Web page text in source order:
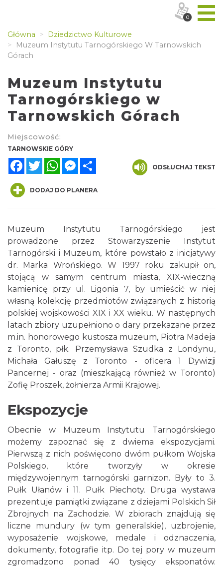
Główna
Dziedzictwo Kulturowe
Muzeum Instytutu Tarnogórskiego W Tarnowskich
Górach
Muzeum Instytutu
Tarnogórskiego w
Tarnowskich Górach
Miejscowość:
TARNOWSKIE GÓRY
FacebookTwitterWhatsAppMessenger
ODSŁUCHAJ TEKST
DODAJ DO PLANERA
Muzeum Instytutu Tarnogórskiego jest
prowadzone przez Stowarzyszenie Instytut
Tarnogórski i Muzeum, które powstało z inicjatywy
dr. Marka Wrońskiego. W 1997 roku zakupił on,
stojącą w samym centrum miasta, XIX-wieczną
kamienicę przy ul. Ligonia 7, by umieścić w niej
własną kolekcję przedmiotów związanych z historią
polskiej wojskowości XIX i XX wieku. W następnych
latach zbiory uzupełniono o dary przekazane przez
m.in. honorowego kustosza muzeum, Piotra Madeja
z Toronto, płk. Przemysława Szudka z Londynu,
Michała Gałuszę z Toronto - oficera 1 Dywizji
Pancernej - oraz (mieszkającą również w Toronto)
Zofię Proszek, żołnierza Armii Krajowej.
Ekspozycje
Obecnie w Muzeum Instytutu Tarnogórskiego
możemy zapoznać się z dwiema ekspozycjami.
Pierwszą z nich poświęcono dwóm pułkom Wojska
Polskiego, które tworzyły w okresie
międzywojennym tarnogórski garnizon. Były to 3.
Pułk Ułanów i 11. Pułk Piechoty. Druga wystawa
prezentuje pamiątki związane z dziejami Polskich Sił
Zbrojnych na Zachodzie. W zbiorach znajdują się
liczne mundury (w tym generalskie), uzbrojenie,
wyposażenie wojskowe, medale i odznaczenia,
dokumenty, fotografie itp. Do tej pory w muzeum
zgromadzono ponad 40 tysięcy eksponatów.
0